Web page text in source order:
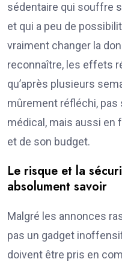
sédentaire qui souffre
et qui a peu de
vraiment changer la
reconnaître, les effets
qu’après plusieurs
mûrement réfléchi, pas
médical, mais aussi en
et de son budget.
Le risque et la
absolument savoir
Malgré les annonces
pas un gadget
doivent être pris en